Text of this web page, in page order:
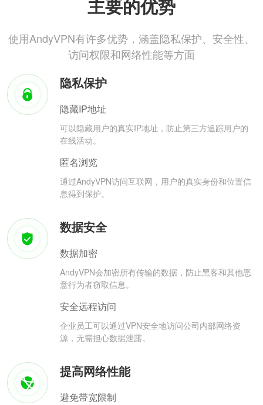
主要的优势
使用AndyVPN有许多优势，涵盖隐私保护、安全性、
访问权限和网络性能等方面
隐私保护
隐藏IP地址
可以隐藏用户的真实IP地址，防止第三方追踪用户的
在线活动。
匿名浏览
通过AndyVPN访问互联网，用户的真实身份和位置信
息得到保护。
数据安全
数据加密
AndyVPN会加密所有传输的数据，防止黑客和其他恶
意行为者窃取信息。
安全远程访问
企业员工可以通过VPN安全地访问公司内部网络资
源，无需担心数据泄露。
提高网络性能
避免带宽限制